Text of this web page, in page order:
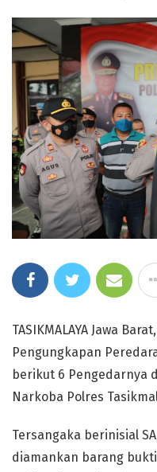
TASIKMALAYA Jawa
Pengungkapan
berikut 6 Pengedarnya
Narkoba Polres
Tersangaka berinisial
diamankan barang